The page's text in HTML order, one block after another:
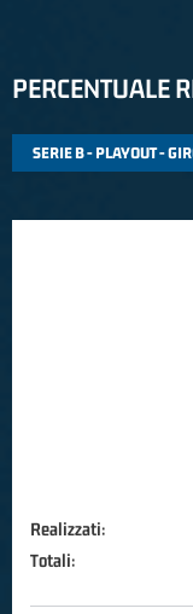
PERCENTUALE
Realizzati:
Totali: